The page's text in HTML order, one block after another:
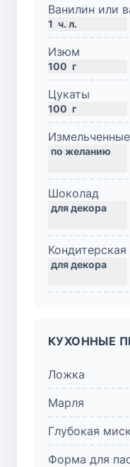
Ванилин или
1 ч. л.
Изюм
100 г
Цукаты
100 г
Шоколад
КУХОННЫЕ
Ложка
Марля
Глубокая
Форма для